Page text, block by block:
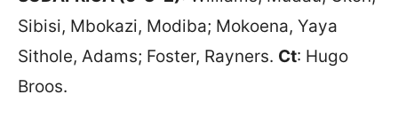
Sibisi, Mbokazi, Modiba; Mokoena, Yaya
Sithole, Adams; Foster, Rayners. Ct: Hugo
Broos.